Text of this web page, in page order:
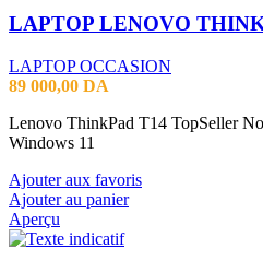
LAPTOP OCCASION
89 000,00 DA
Lenovo ThinkPad T14 TopSeller
Windows 11
Ajouter aux favoris
Ajouter au panier
Aperçu